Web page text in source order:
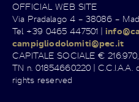
OFFICIAL WEB SITE
Via Pradalago 4 – 38086 –
Tel +39 0465 447501 |
campigliodolomiti@pec.it
CAPITALE SOCIALE €
TN n. 01854660220 | C.C.I.A.A.
rights reserved